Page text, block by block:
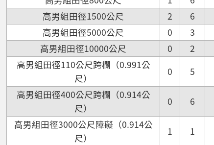
高男組田徑1500公尺
2 6
高男組田徑5000公尺
0 3
高男組田徑10000公尺
0 2
高男組田徑110公尺跨欄（0.991公
尺）
0 5
高男組田徑400公尺跨欄（0.914公
尺）
0 6
高男組田徑3000公尺障礙（0.914公
尺）
1 1